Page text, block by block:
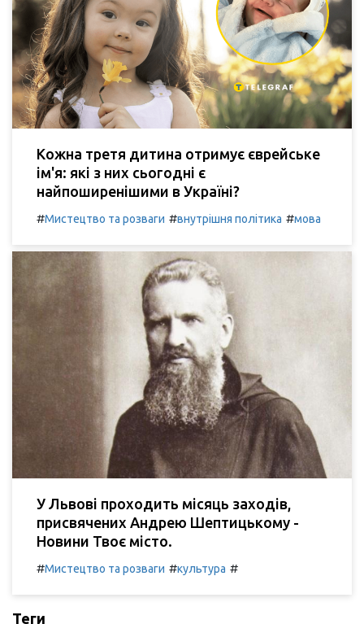
Кожна третя дитина отримує єврейське
ім'я: які з них сьогодні є
найпоширенішими в Україні?
#Мистецтво та розваги #внутрішня політика #мова
У Львові проходить місяць заходів,
присвячених Андрею Шептицькому -
Новини Твоє місто.
#Мистецтво та розваги #культура #
Теги